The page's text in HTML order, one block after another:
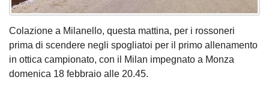
Colazione a Milanello, questa mattina, per i rossoneri
prima di scendere negli spogliatoi per il primo allenamento
in ottica campionato, con il Milan impegnato a Monza
domenica 18 febbraio alle 20.45.